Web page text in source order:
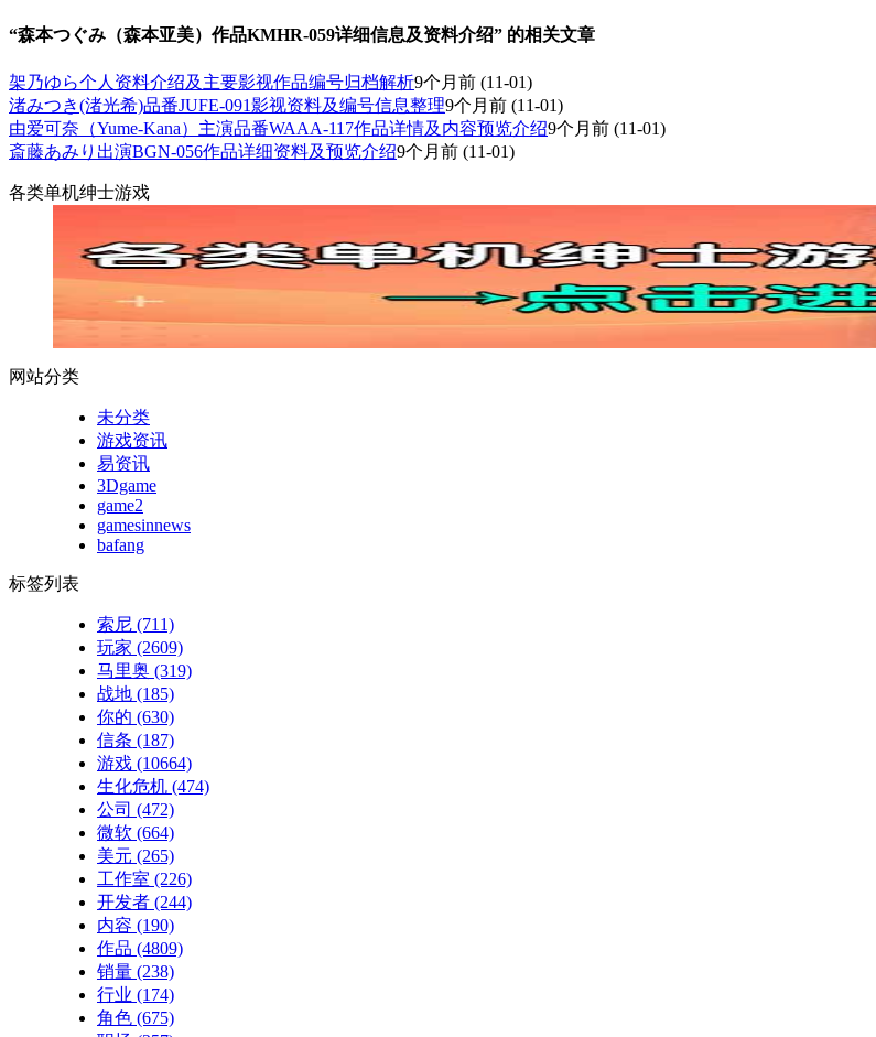
“森本つぐみ（森本亚美）作品KMHR-059详细信息及资料介绍” 的相关文章
架乃ゆら个人资料介绍及主要影视作品编号归档解析9个月前 (11-01)
渚みつき(渚光希)品番JUFE-091影视资料及编号信息整理9个月前 (11-01)
由爱可奈（Yume-Kana）主演品番WAAA-117作品详情及内容预览介绍9个月前 (11-01)
斎藤あみり出演BGN-056作品详细资料及预览介绍9个月前 (11-01)
各类单机绅士游戏
网站分类
未分类
游戏资讯
易资讯
3Dgame
game2
gamesinnews
bafang
标签列表
索尼 (711)
玩家 (2609)
马里奥 (319)
战地 (185)
你的 (630)
信条 (187)
游戏 (10664)
生化危机 (474)
公司 (472)
微软 (664)
美元 (265)
工作室 (226)
开发者 (244)
内容 (190)
作品 (4809)
销量 (238)
行业 (174)
角色 (675)